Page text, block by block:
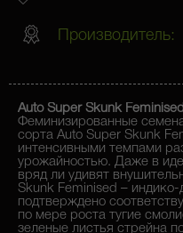
Производитель:
Auto Super Skunk Feminised
Феминизированные
сорта Auto Super Skunk
интенсивными темпами
урожайностью. Даже в
вряд ли удивят
Skunk Feminised –
подтверждено
по мере роста тугие
зеленые листья стрейна